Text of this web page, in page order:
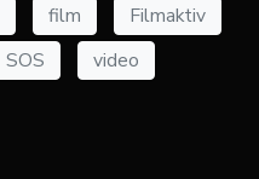
film
Filmaktiv
SOS
video